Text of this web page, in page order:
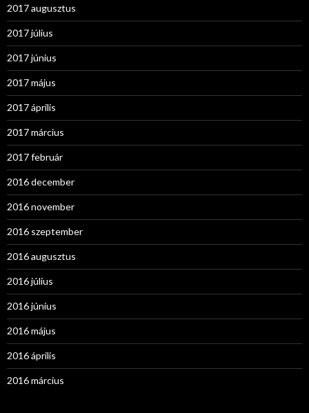
2017 augusztus
2017 július
2017 június
2017 május
2017 április
2017 március
2017 február
2016 december
2016 november
2016 szeptember
2016 augusztus
2016 július
2016 június
2016 május
2016 április
2016 március